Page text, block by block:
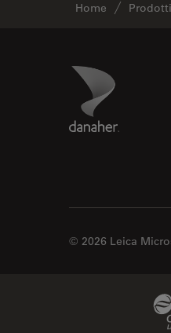
Home Prodotti
Danaher Logo
© 2026 Leica